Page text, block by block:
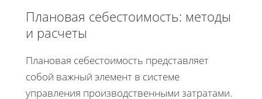
Плановая себестоимость: методы
и расчеты
Плановая себестоимость представляет
собой важный элемент в системе
управления производственными затратами.